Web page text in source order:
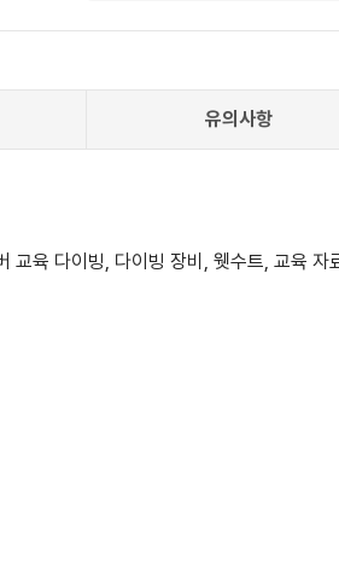
유의사항
교육 다이빙, 다이빙 장비, 웻수트, 교육